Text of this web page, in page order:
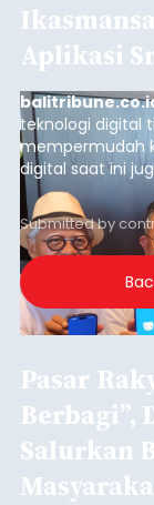
Aplikasi
teknologi digital
mempermudah
digital saat ini
dan mengelola
sekolah, salah
Denpasar.
Submitted by
Pasar
Berbagi”,
Salurkan